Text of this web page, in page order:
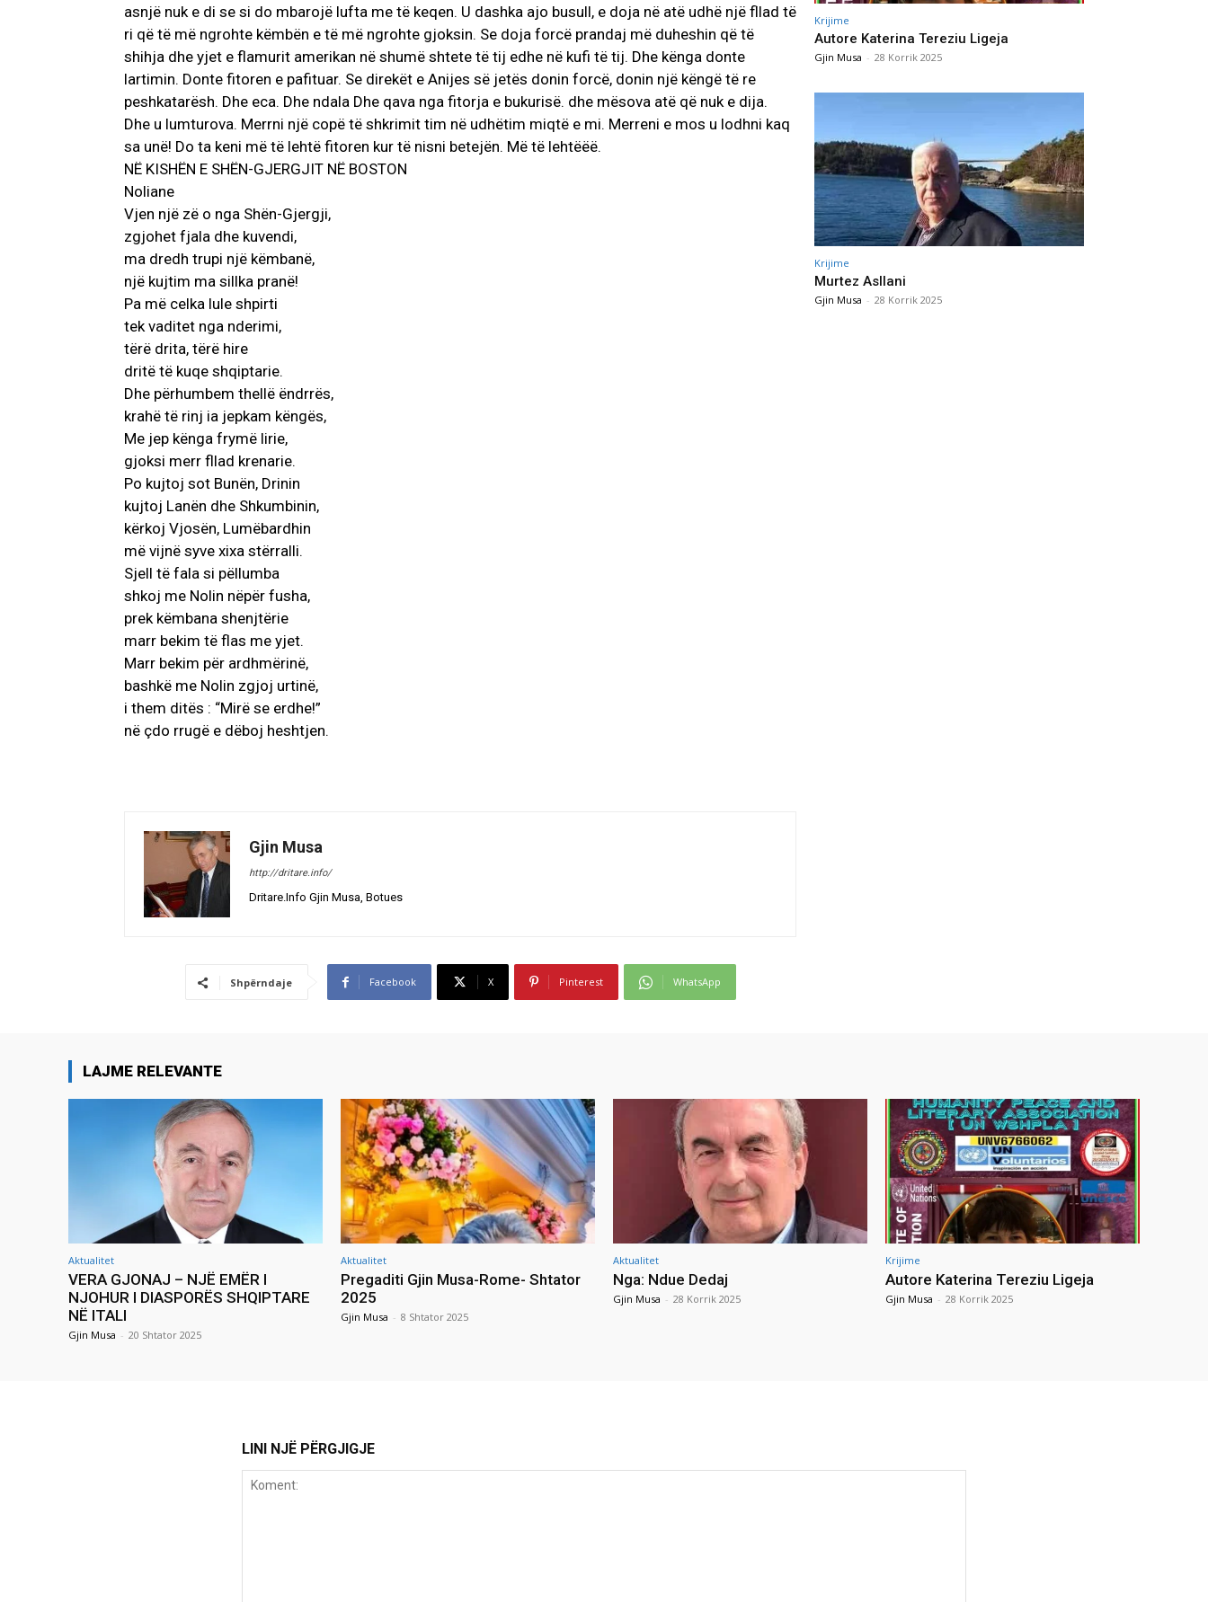
asnjë nuk e di se si do mbarojë lufta me të keqen. U dashka ajo busull, e doja në atë udhë një fllad të
ri që të më ngrohte këmbën e të më ngrohte gjoksin. Se doja forcë prandaj më duheshin që të
shihja dhe yjet e flamurit amerikan në shumë shtete të tij edhe në kufi të tij. Dhe kënga donte
lartimin. Donte fitoren e pafituar. Se direkët e Anijes së jetës donin forcë, donin një këngë të re
peshkatarësh. Dhe eca. Dhe ndala Dhe qava nga fitorja e bukurisë. dhe mësova atë që nuk e dija.
Dhe u lumturova. Merrni një copë të shkrimit tim në udhëtim miqtë e mi. Merreni e mos u lodhni kaq
sa unë! Do ta keni më të lehtë fitoren kur të nisni betejën. Më të lehtëëë.
NË KISHËN E SHËN-GJERGJIT NË BOSTON
Noliane
Vjen një zë o nga Shën-Gjergji,
zgjohet fjala dhe kuvendi,
ma dredh trupi një këmbanë,
një kujtim ma sillka pranë!
Pa më celka lule shpirti
tek vaditet nga nderimi,
tërë drita, tërë hire
dritë të kuqe shqiptarie.
Dhe përhumbem thellë ëndrrës,
krahë të rinj ia jepkam këngës,
Me jep kënga frymë lirie,
gjoksi merr fllad krenarie.
Po kujtoj sot Bunën, Drinin
kujtoj Lanën dhe Shkumbinin,
kërkoj Vjosën, Lumëbardhin
më vijnë syve xixa stërralli.
Sjell të fala si pëllumba
shkoj me Nolin nëpër fusha,
prek këmbana shenjtërie
marr bekim të flas me yjet.
Marr bekim për ardhmërinë,
bashkë me Nolin zgjoj urtinë,
i them ditës : “Mirë se erdhe!”
në çdo rrugë e dëboj heshtjen.
Gjin Musa
http://dritare.info/
Dritare.Info Gjin Musa, Botues
Shpërndaje Facebook X Pinterest WhatsApp
Krijime
Autore Katerina Tereziu Ligeja
Gjin Musa - 28 Korrik 2025
Krijime
Murtez Asllani
Gjin Musa - 28 Korrik 2025
LAJME RELEVANTE
Aktualitet
VERA GJONAJ – NJË EMËR I
NJOHUR I DIASPORËS SHQIPTARE
NË ITALI
Gjin Musa - 20 Shtator 2025
Aktualitet
Pregaditi Gjin Musa-Rome- Shtator
2025
Gjin Musa - 8 Shtator 2025
Aktualitet
Nga: Ndue Dedaj
Gjin Musa - 28 Korrik 2025
Krijime
Autore Katerina Tereziu Ligeja
Gjin Musa - 28 Korrik 2025
LINI NJË PËRGJIGJE